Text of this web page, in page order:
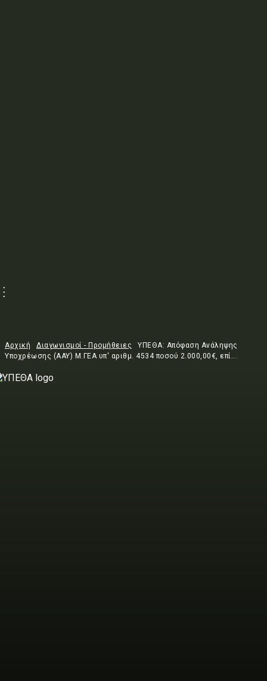
Αρχική Διαγωνισμοί - Προμήθειες
ΥΠΕΘΑ: Απόφαση Ανάληψης
Υποχρέωσης (ΑΑΥ) Μ.ΓΕΑ υπ' αριθμ. 4534 ποσού 2.000,00€, επί...